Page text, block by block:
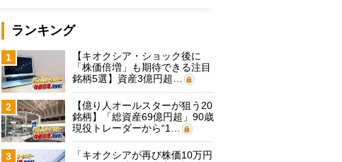
ランキング
1
【キオクシア・ショック後に
「株価倍増」も期待できる注目
銘柄5選】資産3億円超…
2
【億り人オールスターが狙う20
銘柄】「総資産69億円超」90歳
現役トレーダーから“1…
3
「キオクシアが再び株価10万円